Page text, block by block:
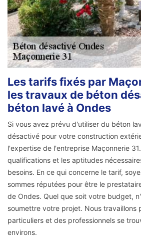
Les tarifs fixés par
les travaux de béton
béton lavé à Ondes
Si vous avez prévu d'utiliser du béton
désactivé pour votre construction
l'expertise de l'entreprise Maçonnerie
qualifications et les aptitudes
besoins. En ce qui concerne le tarif,
sommes réputées pour être le
de Ondes. Quel que soit votre budget,
soumettre votre projet. Nous travaillons
particuliers et des professionnels se
environs.